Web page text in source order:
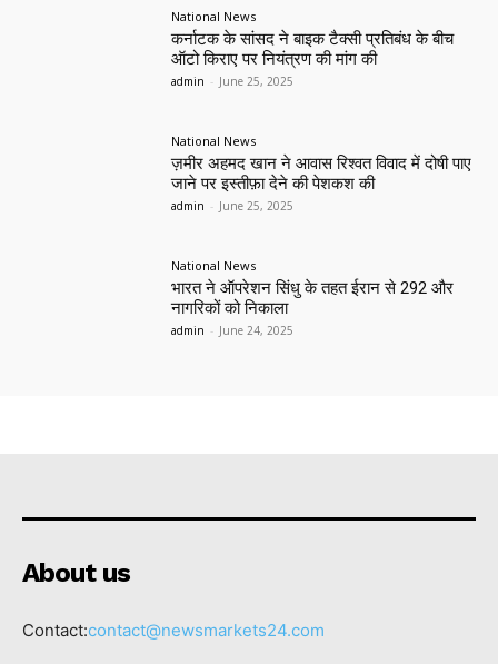
National News
कर्नाटक के सांसद ने बाइक टैक्सी प्रतिबंध के बीच
ऑटो किराए पर नियंत्रण की मांग की
admin - June 25, 2025
National News
ज़मीर अहमद खान ने आवास रिश्वत विवाद में दोषी पाए
जाने पर इस्तीफ़ा देने की पेशकश की
admin - June 25, 2025
National News
भारत ने ऑपरेशन सिंधु के तहत ईरान से 292 और
नागरिकों को निकाला
admin - June 24, 2025
About us
Contact:contact@newsmarkets24.com